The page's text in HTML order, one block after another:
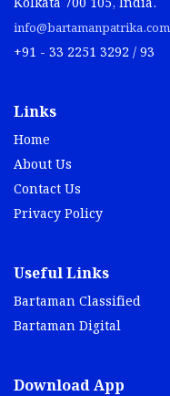
info@bartamanpatrika.com
+91 - 33 2251 3292 / 93
Links
Home
About Us
Contact Us
Privacy Policy
Useful Links
Bartaman Classified
Bartaman Digital
Download App